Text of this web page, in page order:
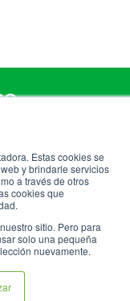
Estas cookies se
y brindarle servicios
a través de otros
cookies que
sitio. Pero para
solo una pequeña
nuevamente.
2024 ©